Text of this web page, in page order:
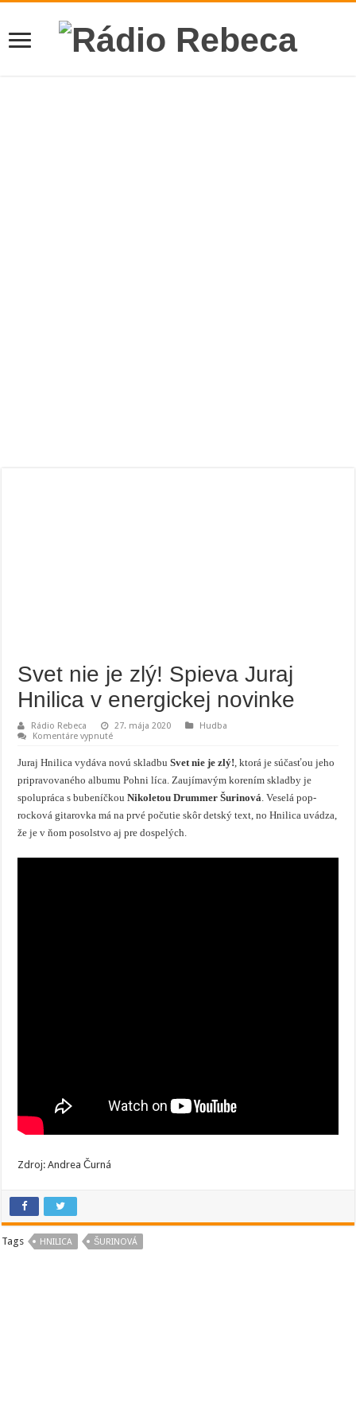
Svet nie je zlý! Spieva Juraj
Hnilica v energickej novinke
Rádio Rebeca 27. mája 2020
Hudba
Komentáre vypnuténa
je
zlý!
Spieva
Juraj
v
energickej
novinke
Juraj Hnilica vydáva novú skladbuSvet nie je zlý! , ktorá je súčasťou jeho
pripravovaného albumu Pohni líca. Zaujímavým korením skladby je
spolupráca s bubeníčkouNikoletou Drummer Šurinová . Veselá pop-
rocková gitarovka má na prvé počutie skôr detský text, no Hnilica uvádza,
že je v ňom posolstvo aj pre dospelých.
Zdroj: Andrea Čurná
Tags HNILICA ŠURINOVÁ